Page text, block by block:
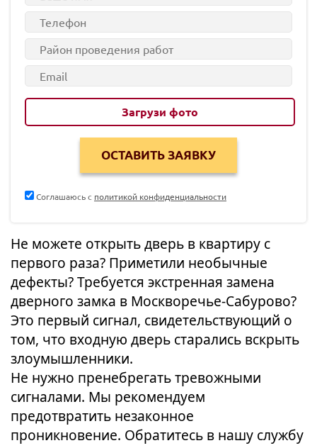
Не можете открыть дверь в квартиру с
первого раза? Приметили необычные
дефекты? Требуется экстренная замена
дверного замка в Москворечье-Сабурово?
Это первый сигнал, свидетельствующий о
том, что входную дверь старались вскрыть
злоумышленники.
Не нужно пренебрегать тревожными
сигналами. Мы рекомендуем
предотвратить незаконное
проникновение. Обратитесь в нашу службу
Загрузи фото
Соглашаюсь с политикой конфиденциальности